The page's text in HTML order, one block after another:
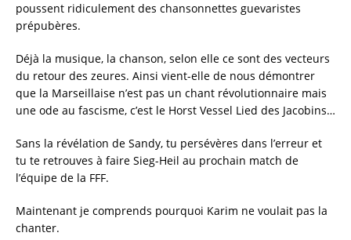
poussent ridiculement des chansonnettes guevaristes
prépubères.
Déjà la musique, la chanson, selon elle ce sont des vecteurs
du retour des zeures. Ainsi vient-elle de nous démontrer
que la Marseillaise n’est pas un chant révolutionnaire mais
une ode au fascisme, c’est le Horst Vessel Lied des Jacobins…
Sans la révélation de Sandy, tu persévères dans l’erreur et
tu te retrouves à faire Sieg-Heil au prochain match de
l’équipe de la FFF.
Maintenant je comprends pourquoi Karim ne voulait pas la
chanter.